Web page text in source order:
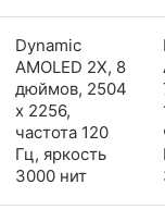
Dynamic
AMOLED 2X, 8
дюймов, 2504
x 2256,
частота 120
Гц, яркость
3000 нит